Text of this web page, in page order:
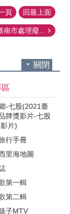
頁 回最上面
市處理廢...
關閉
-七股(2021臺
牌獎影片-七股
片)
行手冊
里海地圖
第一輯
第二輯
子MTV